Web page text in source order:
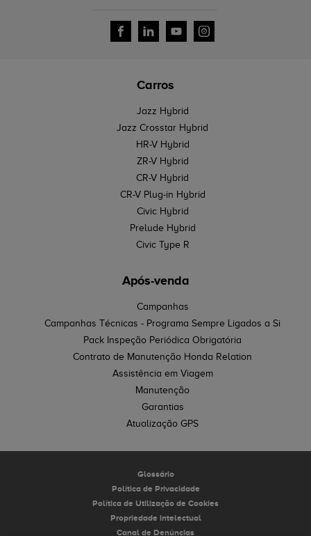
Carros
Jazz Hybrid
Jazz Crosstar Hybrid
HR-V Hybrid
ZR-V Hybrid
CR-V Hybrid
CR-V Plug-in Hybrid
Civic Hybrid
Prelude Hybrid
Civic Type R
Após-venda
Campanhas
Campanhas Técnicas - Programa Sempre Ligados a Si
Pack Inspeção Periódica Obrigatória
Contrato de Manutenção Honda Relation
Assistência em Viagem
Manutenção
Garantias
Atualização GPS
Glossário
Política de Privacidade
Política de Utilização de Cookies
Propriedade intelectual
Canal de Denúncias